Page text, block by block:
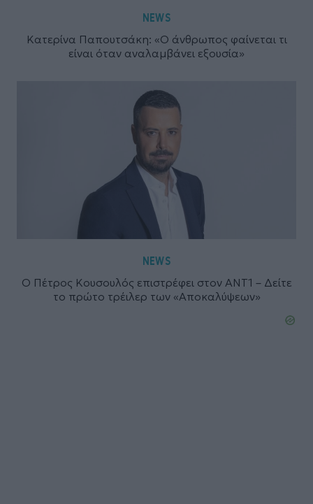
NEWS
Κατερίνα Παπουτσάκη: «Ο άνθρωπος φαίνεται τι
είναι όταν αναλαμβάνει εξουσία»
NEWS
Ο Πέτρος Κουσουλός επιστρέφει στον ΑΝΤ1 – Δείτε
το πρώτο τρέιλερ των «Αποκαλύψεων»